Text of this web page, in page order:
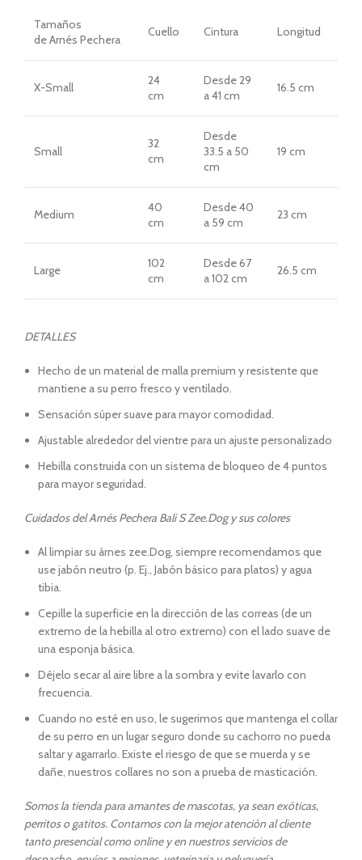
Tamaños
de Arnés Pechera
Cuello Cintura Longitud
X-Small
24
cm
Desde 29
a 41 cm
16.5 cm
Small
32
cm
Desde
33.5 a 50
cm
19 cm
Medium
40
cm
Desde 40
a 59 cm
23 cm
Large
102
cm
Desde 67
a 102 cm
26.5 cm
DETALLES
Hecho de un material de malla premium y resistente que
mantiene a su perro fresco y ventilado.
Sensación súper suave para mayor comodidad.
Ajustable alrededor del vientre para un ajuste personalizado
Hebilla construida con un sistema de bloqueo de 4 puntos
para mayor seguridad.
Cuidados del Arnés Pechera Bali S Zee.Dog y sus colores
Al limpiar su árnes zee.Dog, siempre recomendamos que
use jabón neutro (p. Ej., Jabón básico para platos) y agua
tibia.
Cepille la superficie en la dirección de las correas (de un
extremo de la hebilla al otro extremo) con el lado suave de
una esponja básica.
Déjelo secar al aire libre a la sombra y evite lavarlo con
frecuencia.
Cuando no esté en uso, le sugerimos que mantenga el collar
de su perro en un lugar seguro donde su cachorro no pueda
saltar y agarrarlo. Existe el riesgo de que se muerda y se
dañe, nuestros collares no son a prueba de masticación.
Somos la tienda para amantes de mascotas, ya sean exóticas,
perritos o gatitos. Contamos con la mejor atención al cliente
tanto presencial como online y en nuestros servicios de